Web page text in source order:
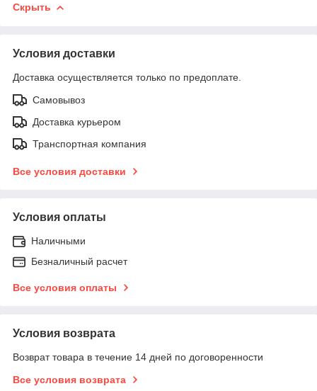
Скрыть
Условия доставки
Доставка осуществляется только по предоплате.
Самовывоз
Доставка курьером
Транспортная компания
Все условия доставки
Условия оплаты
Наличными
Безналичный расчет
Все условия оплаты
Условия возврата
Возврат товара в течение 14 дней по договоренности
Все условия возврата